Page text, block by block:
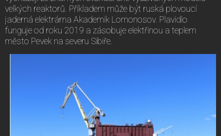
velkých reaktorů. Příkladem může být ruská plovoucí
jaderná elektrárna Akademik Lomonosov. Plavidlo
funguje od roku 2019 a zásobuje elektřinou a teplem
město Pevek na severu Sibiře.